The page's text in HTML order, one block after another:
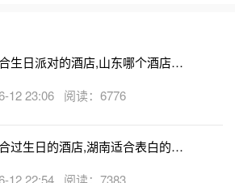
生日派对的酒店,山东哪个酒店有
12 23:06 阅读：6776
过生日的酒店,湖南适合表白的酒
12 22:54 阅读：7383